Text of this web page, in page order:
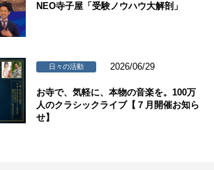
NEO寺子屋「受験ノウハウ大解剖」
日々の活動 2026/06/29
お寺で、気軽に、本物の音楽を。100万
人のクラシックライブ【７月開催お知ら
せ】